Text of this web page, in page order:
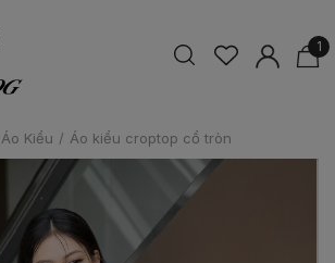
1
Áo Kiểu / Áo kiểu croptop cổ tròn